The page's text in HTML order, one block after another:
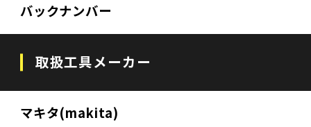
バックナンバー
取扱工具メーカー
マキタ(makita)